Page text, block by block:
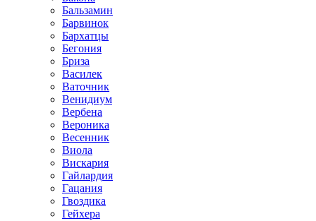
Бальзамин
Барвинок
Бархатцы
Бегония
Бриза
Василек
Ваточник
Венидиум
Вербена
Вероника
Весенник
Виола
Вискария
Гайлардия
Гацания
Гвоздика
Гейхера